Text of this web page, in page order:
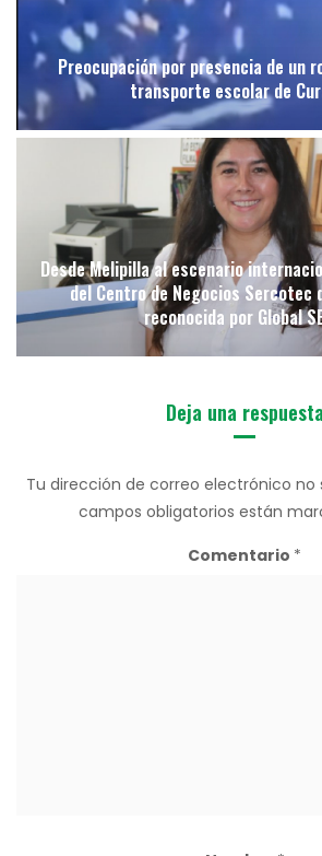
Preocupación por presencia de un
transporte escolar de
Desde Melipilla al escenario
del Centro de Negocios Sercotec
reconocida por Global
Deja una respuesta
Tu dirección de correo electrónico no
campos obligatorios están
Comentario *